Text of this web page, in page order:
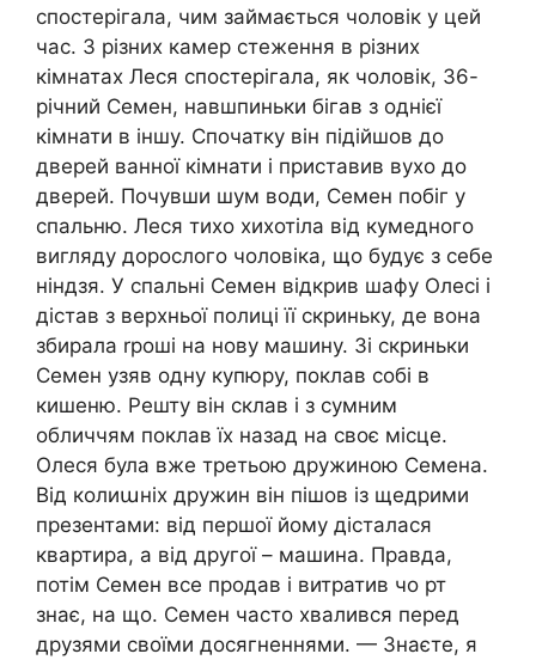
спостерігала, чим займається чоловік у цей
час. З різних камер стеження в різних
кімнатах Леся спостерігала, як чоловік, 36-
річний Семен, навшпиньки бігав з однієї
кімнати в іншу. Спочатку він підійшов до
дверей ванної кімнати і приставив вухо до
дверей. Почувши шум води, Семен побіг у
спальню. Леся тихо хихотіла від кумедного
вигляду дорослого чоловіка, що будує з себе
ніндзя. У спальні Семен відкрив шафу Олесі і
дістав з верхньої полиці її скриньку, де вона
збирала rроші на нову машину. Зі скриньки
Семен узяв одну купюру, поклав собі в
кишеню. Решту він склав і з сумним
обличчям поклав їх назад на своє місце.
Олеся була вже третьою дружиною Семена.
Від колиաніх дружин він пішов із щедрими
презентами: від першої йому дісталася
квартира, а від другої – машина. Правда,
потім Семен все продав і витратив чо рт
знає, на що. Семен часто хвалився перед
друзями своїми досягненнями. — Знаєте, я